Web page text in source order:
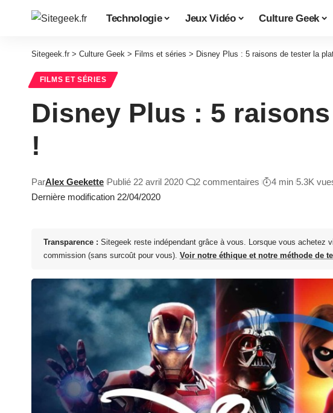
Technologie Jeux Vidéo Culture Geek
Sitegeek.fr > Culture Geek > Films et séries > Disney Plus : 5 raisons de tester la
FILMS ET SÉRIES
Disney Plus : 5
!
Dernière modification 22/04/2020
ParAlex Geekette Publié 22 avril 2020 2 commentaires 4 min 5.3K
Transparence : Sitegeek reste indépendant grâce à vous. Lorsque vous achetez
commission (sans surcoût pour vous). Voir notre éthique et notre méthode de